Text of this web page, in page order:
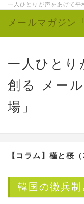
一人ひとりが声をあげ
メールマガジン
一人ひとり
創る メー
場」
【コラム】槿と桜（
韓国の徴兵制